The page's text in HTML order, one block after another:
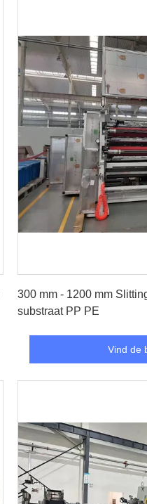
300 mm - 1200 mm
substraat PP PE
Vind de